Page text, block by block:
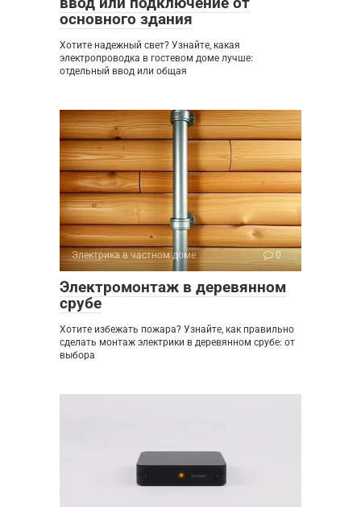
основного здания
Хотите надежный свет? Узнайте, какая
электропроводка в гостевом доме лучше:
отдельный ввод или общая
Электрика в частном доме 0
Электромонтаж в деревянном
срубе
Хотите избежать пожара? Узнайте, как правильно
сделать монтаж электрики в деревянном срубе: от
выбора